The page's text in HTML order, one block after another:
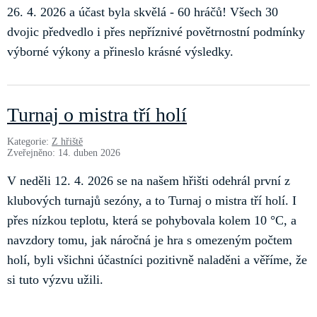
26. 4. 2026 a účast byla skvělá - 60 hráčů! Všech 30
dvojic předvedlo i přes nepříznivé povětrnostní podmínky
výborné výkony a přineslo krásné výsledky.
Turnaj o mistra tří holí
Kategorie: Z hřiště
Zveřejněno: 14. duben 2026
V neděli 12. 4. 2026 se na našem hřišti odehrál první z
klubových turnajů sezóny, a to Turnaj o mistra tří holí. I
přes nízkou teplotu, která se pohybovala kolem 10 °C, a
navzdory tomu, jak náročná je hra s omezeným počtem
holí, byli všichni účastníci pozitivně naladěni a věříme, že
si tuto výzvu užili.